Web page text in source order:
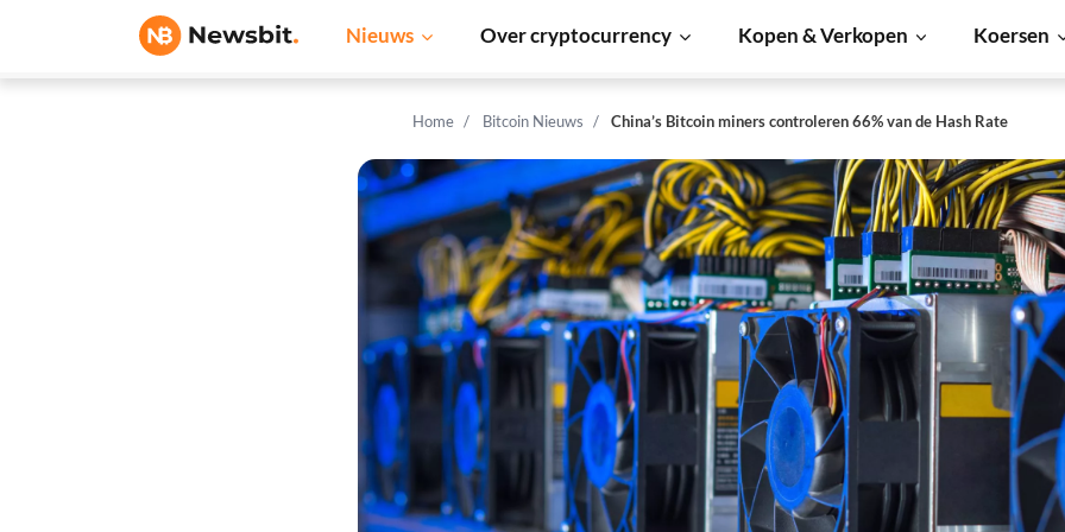
Nieuws Over cryptocurrency Kopen & Verkopen Koersen
Home Bitcoin Nieuws China’s Bitcoin miners controleren 66% van de Hash Rate